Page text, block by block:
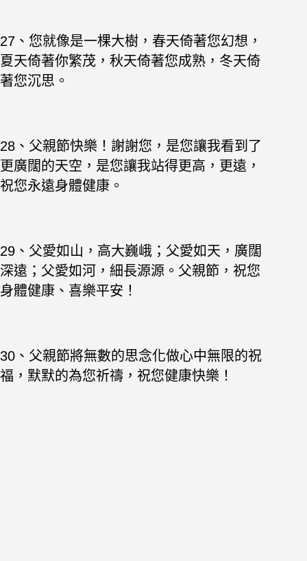
27、您就像是一棵大樹，春天倚著您幻想，
夏天倚著你繁茂，秋天倚著您成熟，冬天倚
著您沉思。
28、父親節快樂！謝謝您，是您讓我看到了
更廣闊的天空，是您讓我站得更高，更遠，
祝您永遠身體健康。
29、父愛如山，高大巍峨；父愛如天，廣闊
深遠；父愛如河，細長源源。父親節，祝您
身體健康、喜樂平安！
30、父親節將無數的思念化做心中無限的祝
福，默默的為您祈禱，祝您健康快樂！